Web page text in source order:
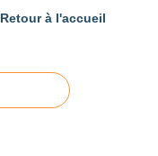
Retour à l'accueil